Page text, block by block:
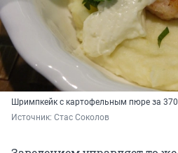
Шримпкейк с картофельным пюре за 370
Источник: Стас Соколов